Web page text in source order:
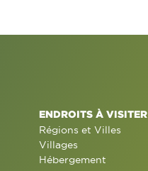
ENDROITS À VISITER
Régions et Villes
Villages
Hébergement